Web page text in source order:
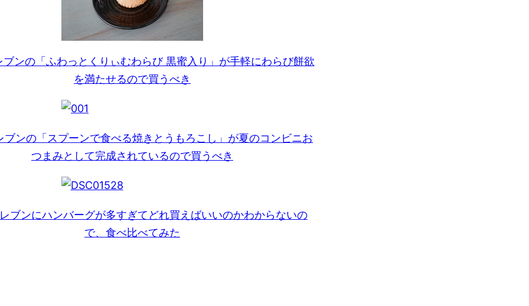
ンの「ふわっとくりぃむわらび 黒蜜入り」が手軽にわらび餅欲
を満たせるので買うべき
ブンの「スプーンで食べる焼きとうもろこし」が夏のコンビニお
つまみとして完成されているので買うべき
ブンにハンバーグが多すぎてどれ買えばいいのかわからないの
で、食べ比べてみた